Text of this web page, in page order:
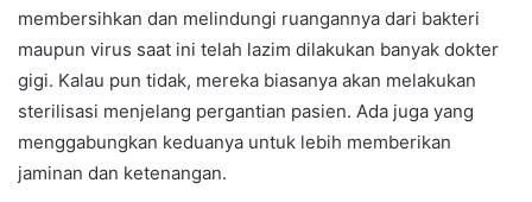
membersihkan dan melindungi ruangannya dari bakteri
maupun virus saat ini telah lazim dilakukan banyak dokter
gigi. Kalau pun tidak, mereka biasanya akan melakukan
sterilisasi menjelang pergantian pasien. Ada juga yang
menggabungkan keduanya untuk lebih memberikan
jaminan dan ketenangan.